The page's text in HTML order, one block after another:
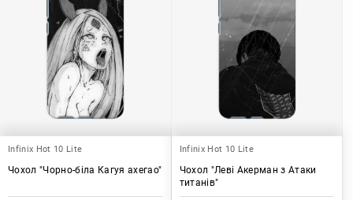
Infinix Hot 10 Lite
Чохол "Чорно-біла Кагуя ахегао"
Infinix Hot 10 Lite
Чохол "Леві Акерман з Атаки
титанів"